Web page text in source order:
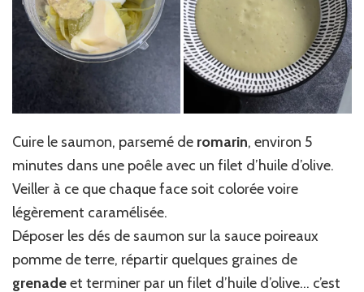
Cuire le saumon, parsemé de romarin, environ 5
minutes dans une poêle avec un filet d’huile d’olive.
Veiller à ce que chaque face soit colorée voire
légèrement caramélisée.
Déposer les dés de saumon sur la sauce poireaux
pomme de terre, répartir quelques graines de
grenadeet terminer par un filet d’huile d’olive… c’est